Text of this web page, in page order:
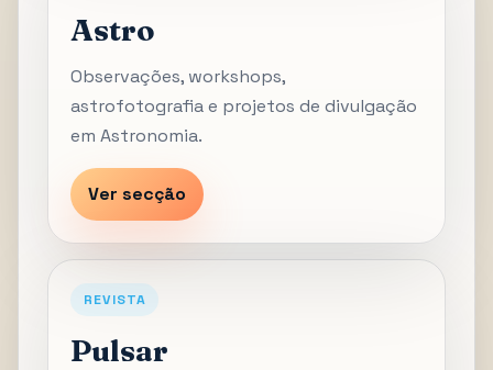
Astro
Observações, workshops,
astrofotografia e projetos de divulgação
em Astronomia.
Ver secção
REVISTA
Pulsar